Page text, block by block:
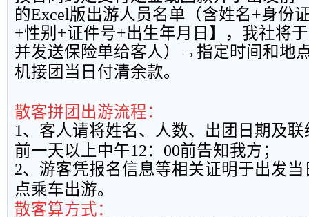
的Excel版出游人员名单（含姓名+身份
+性别 +证件号+出生年月日】，我社将
并发送保险单给客人）→指定时间和地
机接团当日付清余款。
散客拼团出游流程：
1、客人请将姓名、人数、出团日期及
前一天以上中午12： 00前告知我方；
2、游客凭报名信息等相关证明于出发
点乘车出游。
散客算方式：